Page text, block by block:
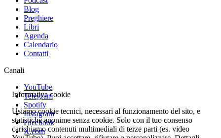
Blog
Preghiere
Libri
Agenda
Calendario
Contatti
Canali
YouTube
Telegram
Spotify
Instagram
Facebook
X.com
Informativa cookie
Usiamo cookie tecnici, necessari al funzionamento del sito, e
statistiche anonime senza cookie. Solo con il tuo consenso
carichiamo contenuti multimediali di terze parti (es. video